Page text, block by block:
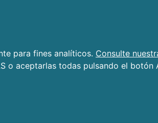
para fines analíticos. Consulte
o aceptarlas todas pulsando el botón